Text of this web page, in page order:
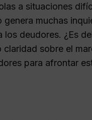
a situaciones
muchas
deudores. ¿Es
sobre el
para afrontar